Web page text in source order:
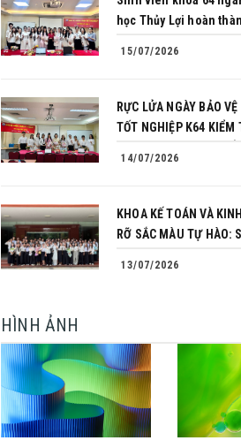
học Thủy Lợi hoàn
15/07/2026
RỰC LỬA NGÀY BẢO
TỐT NGHIỆP K64 KIỂM
14/07/2026
KHOA KẾ TOÁN VÀ
RỠ SẮC MÀU TỰ HÀO:
13/07/2026
HÌNH ẢNH